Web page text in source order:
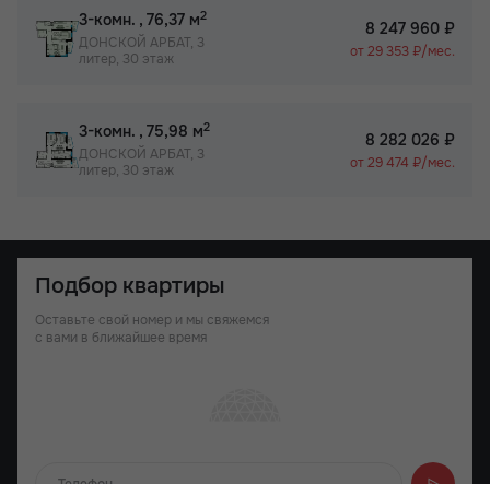
3-комн. , 76,37 м2
ДОНСКОЙ АРБАТ, 3
литер, 30 этаж
8 247 960 ₽
от 29 353 ₽/мес.
3-комн. , 75,98 м2
ДОНСКОЙ АРБАТ, 3
литер, 30 этаж
8 282 026 ₽
от 29 474 ₽/мес.
Подбор квартиры
Оставьте свой номер и мы свяжемся
с вами в ближайшее время